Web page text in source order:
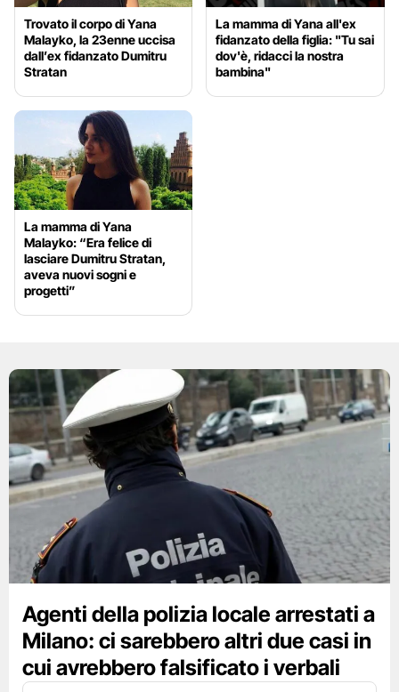
Trovato il corpo di Yana
Malayko, la 23enne uccisa
dall’ex fidanzato Dumitru
Stratan
La mamma di Yana all'ex
fidanzato della figlia: "Tu sai
dov'è, ridacci la nostra
bambina"
La mamma di Yana
Malayko: “Era felice di
lasciare Dumitru Stratan,
aveva nuovi sogni e
progetti”
Agenti della polizia locale arrestati a
Milano: ci sarebbero altri due casi in
cui avrebbero falsificato i verbali